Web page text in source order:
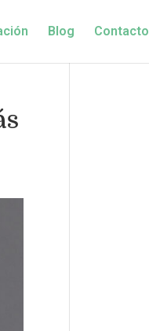
Blog Contacto